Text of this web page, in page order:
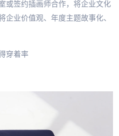
或签约插画师合作，将企业文化
业价值观、年度主题故事化、
穿着率